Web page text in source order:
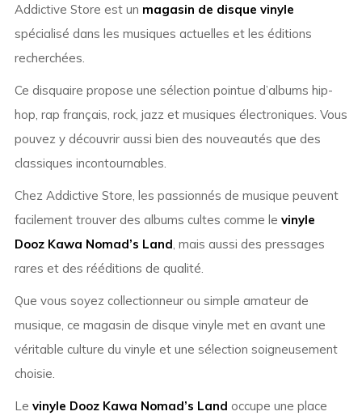
Addictive Store est un magasin de disque vinyle
spécialisé dans les musiques actuelles et les éditions
recherchées.
Ce disquaire propose une sélection pointue d’albums hip-
hop, rap français, rock, jazz et musiques électroniques. Vous
pouvez y découvrir aussi bien des nouveautés que des
classiques incontournables.
Chez Addictive Store, les passionnés de musique peuvent
facilement trouver des albums cultes comme le vinyle
Dooz Kawa Nomad’s Land, mais aussi des pressages
rares et des rééditions de qualité.
Que vous soyez collectionneur ou simple amateur de
musique, ce magasin de disque vinyle met en avant une
véritable culture du vinyle et une sélection soigneusement
choisie.
Le vinyle Dooz Kawa Nomad’s Land occupe une place